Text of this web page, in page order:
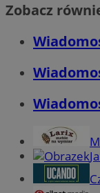
Zobacz